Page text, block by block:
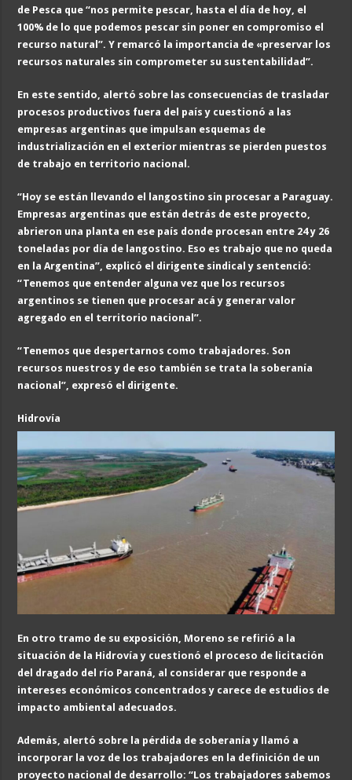
de Pesca que “nos permite pescar, hasta el día de hoy, el
100% de lo que podemos pescar sin poner en compromiso el
recurso natural”. Y remarcó la importancia de «preservar los
recursos naturales sin comprometer su sustentabilidad”.
En este sentido, alertó sobre las consecuencias de trasladar
procesos productivos fuera del país y cuestionó a las
empresas argentinas que impulsan esquemas de
industrialización en el exterior mientras se pierden puestos
de trabajo en territorio nacional.
“Hoy se están llevando el langostino sin procesar a Paraguay.
Empresas argentinas que están detrás de este proyecto,
abrieron una planta en ese país donde procesan entre 24 y 26
toneladas por día de langostino. Eso es trabajo que no queda
en la Argentina”, explicó el dirigente sindical y sentenció:
“Tenemos que entender alguna vez que los recursos
argentinos se tienen que procesar acá y generar valor
agregado en el territorio nacional”.
“Tenemos que despertarnos como trabajadores. Son
recursos nuestros y de eso también se trata la soberanía
nacional”, expresó el dirigente.
Hidrovía
En otro tramo de su exposición, Moreno se refirió a la
situación de la Hidrovía y cuestionó el proceso de licitación
del dragado del río Paraná, al considerar que responde a
intereses económicos concentrados y carece de estudios de
impacto ambiental adecuados.
Además, alertó sobre la pérdida de soberanía y llamó a
incorporar la voz de los trabajadores en la definición de un
proyecto nacional de desarrollo: “Los trabajadores sabemos